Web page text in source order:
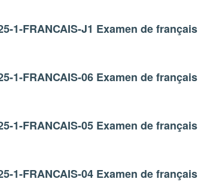
1-FRANCAIS-J1 Examen de français
1-FRANCAIS-06 Examen de français
1-FRANCAIS-05 Examen de français
1-FRANCAIS-04 Examen de français